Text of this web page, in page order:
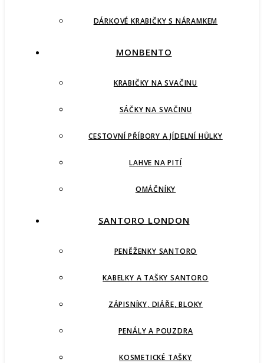
DÁRKOVÉ KRABIČKY S NÁRAMKEM
MONBENTO
KRABIČKY NA SVAČINU
SÁČKY NA SVAČINU
CESTOVNÍ PŘÍBORY A JÍDELNÍ HŮLKY
LAHVE NA PITÍ
OMÁČNÍKY
SANTORO LONDON
PENĚŽENKY SANTORO
KABELKY A TAŠKY SANTORO
ZÁPISNÍKY, DIÁŘE, BLOKY
PENÁLY A POUZDRA
KOSMETICKÉ TAŠKY